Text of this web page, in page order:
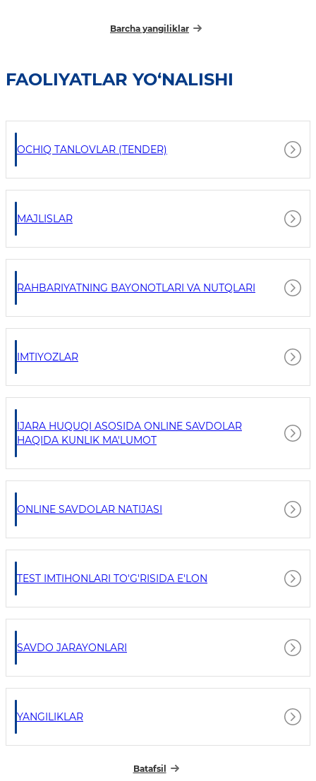
Barcha yangiliklar
FAOLIYATLAR YO‘NALISHI
OCHIQ TANLOVLAR (TENDER)
MAJLISLAR
RAHBARIYATNING BAYONOTLARI VA NUTQLARI
IMTIYOZLAR
IJARA HUQUQI ASOSIDA ONLINE SAVDOLAR
HAQIDA KUNLIK MA'LUMOT
ONLINE SAVDOLAR NATIJASI
TEST IMTIHONLARI TO'G'RISIDA E'LON
SAVDO JARAYONLARI
YANGILIKLAR
Batafsil